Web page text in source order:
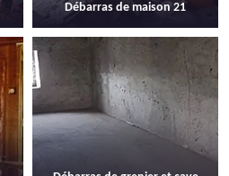
Débarras de maison 21